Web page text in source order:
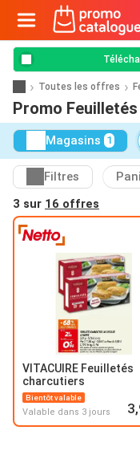
Toutes les offres
Promo
Magasins 1
Filtres
3 sur 16 offres
VITACUIRE Feuilletés
charcutiers
Bientôt valable
Valable dans 3 jours